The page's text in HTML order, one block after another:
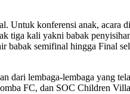
konferensi anak, acara
tiga kali yakni babak
semifinal hingga Final
dari lembaga-lembaga yang
FC, dan SOC Children